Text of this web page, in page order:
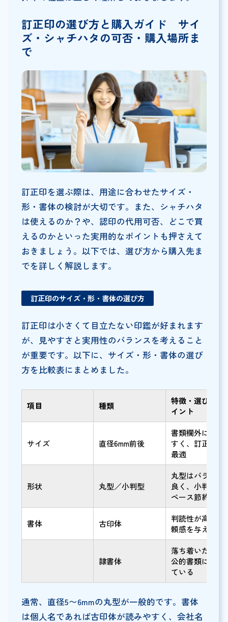
訂正印の選び方と購入ガイド サイ
ズ・シャチハタの可否・購入場所ま
で
訂正印を選ぶ際は、用途に合わせたサイズ・
形・書体の検討が大切です。また、シャチハタ
は使えるのか？や、認印の代用可否、どこで買
えるのかといった実用的なポイントも押さえて
おきましょう。以下では、選び方から購入先ま
でを詳しく解説します。
訂正印のサイズ・形・書体の選び方
訂正印は小さくて目立たない印鑑が好まれます
が、見やすさと実用性のバランスを考えること
が重要です。以下に、サイズ・形・書体の選び
方を比較表にまとめました。
項目 種類
特徴・選び方の
イント
サイズ 直径6mm前後
書類欄外に押し
すく、訂正目的
最適
形状 丸型／小判型
丸型はバランス
良く、小判型は
ペース節約に便
書体 古印体
判読性が高く、
頼感を与える
隷書体
落ち着いた印象
公的書類にも適
ている
通常、直径5〜6mmの丸型が一般的です。書体
は個人名であれば古印体が読みやすく、会社名